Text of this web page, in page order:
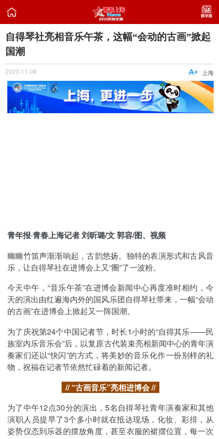

自得琴社亮相音乐午茶，这幅“会动的古画”掀起
国潮
2023-11-08 上海

青年报·青春上海记者 刘昕璐/文 郭容/图、视频
幽幽竹笛声渐渐响起，古韵悠扬。独特的表演形式和古风音
乐，让自得琴社在进博会上又“圈”了一波粉。
今天中午，“音乐午茶”在进博会新闻中心再度准时相约，今
天的演出由红遍海内外的国风乐团自得琴社带来，一幅“会动
的古画”在进博会上掀起又一阵国潮。
为了庆祝第24个中国记者节，时长1小时的“自得其乐——民
族室内乐音乐会”后，以复原古代装束亮相新闻中心的青年演
奏家们还以“快闪”的方式，将美妙的音乐化作一份别样的礼
物，祝福在记者节依然忙碌着的新闻记者。
// “古画音乐”亮相进博会 //
为了中午12点30分的演出，5名自得琴社青年演奏家和其他
演职人员提早了3个多小时就在抵达现场，化妆、彩排，从
姿势仪态到乐器的摆放角度，甚至衣服的裙摆位置，每一次